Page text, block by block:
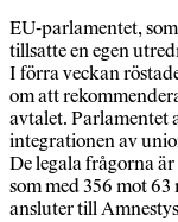
EU-parlamentet,
tillsatte en egen
I förra veckan
om att
avtalet. Parlamentet
integrationen av
De legala frågorna
som med 356 mot
ansluter till